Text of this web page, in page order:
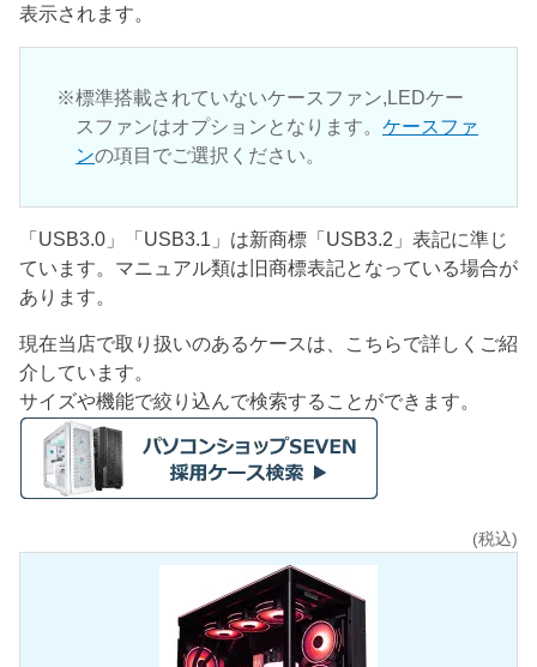
表示されます。
標準搭載されていないケースファン,LEDケー
スファンはオプションとなります。 ケースファ
ンの項目でご選択ください。
「USB3.0」「USB3.1」は新商標「USB3.2」表記に準じ
ています。マニュアル類は旧商標表記となっている場合が
あります。
現在当店で取り扱いのあるケースは、こちらで詳しくご紹
介しています。
サイズや機能で絞り込んで検索することができます。
(税込)